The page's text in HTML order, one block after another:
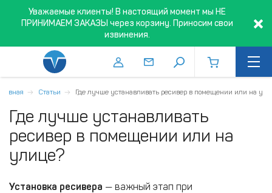
Уважаемые клиенты! В настоящий момент мы НЕ
ПРИНИМАЕМ ЗАКАЗЫ через корзину. Приносим свои
извинения.
Статьи Где лучше устанавливать ресивер в помещении или на
Где лучше устанавливать
ресивер в помещении или на
улице?
Установка ресивера — важный этап при